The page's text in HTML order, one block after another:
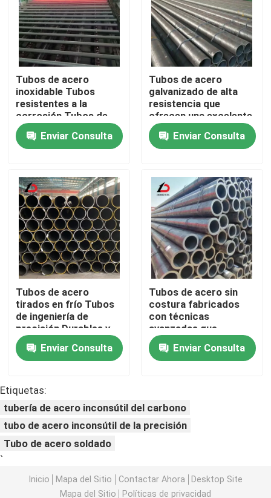
Recorrido por la fábrica
Control de calidad
Noticias
Casos de trabajo
Solicitar una cita
Cubiertas de acero galvanizado
Bobina de acero de PPGI
Cubiertas de acero al carbono
Acción de acero inoxidable de la bobina
pila de hoja de acero
Barras de acero de refuerzo
barra de ángulo de acero de carbono
Tubos de acero
inoxidable Tubos
resistentes a la
corrosión Tubos de
acero Ideal para
procesamiento
químico y sistemas
Enviar Consulta
Tubos de acero
galvanizado de alta
resistencia que
ofrecen una excelente
resistencia a la
corrosión y
resistencia mecánica
industriales
Enviar Consulta
Tubos de acero
tirados en frío Tubos
de ingeniería de
precisión Durables y
resistentes a la
corrosión Adecuados
para aplicaciones
Enviar Consulta
Tubos de acero sin
costura fabricados
con técnicas
avanzadas que
garantizan la
longevidad y la
fiabilidad en entornos
Enviar Consulta
Etiquetas:
tubería de acero inconsútil del carbono
tubo de acero inconsútil de la precisión
Tubo de acero soldado
`
Inicio Mapa del Sitio Contactar Ahora
Desktop Site
Mapa del Sitio
Políticas de privacidad